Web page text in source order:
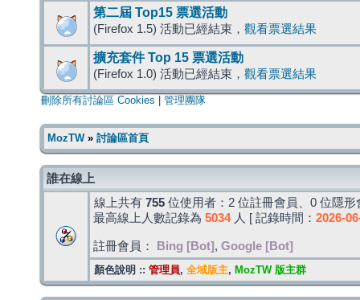
第二屆 Top15 票選活動
(Firefox 1.5) 活動已經結束， 觀看票選結果
擴充套件 Top 15 票選活動
(Firefox 1.0) 活動已經結束， 觀看票選結果
刪除所有討論區 Cookies 管理團隊
MozTW» 討論區首頁
誰在線上
線上共有 755 位使用者：2 位註冊會員、0 位隱
最高線上人數記錄為 5034人 [ 記錄時間： 2026-
註冊會員： Bing [Bot] , Google [Bot]
顏色說明 :: 管理員, 全域版主, MozTW 版主群